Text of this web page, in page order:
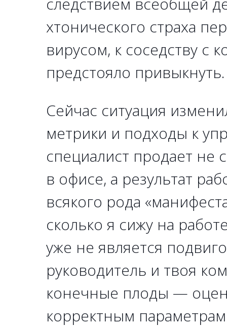
хтонического страха
вирусом, к соседству с
предстояло привыкнуть.
Сейчас ситуация
метрики и подходы к
специалист продает не
в офисе, а результат
всякого рода
сколько я сижу на
уже не является
руководитель и твоя
конечные плоды —
корректным